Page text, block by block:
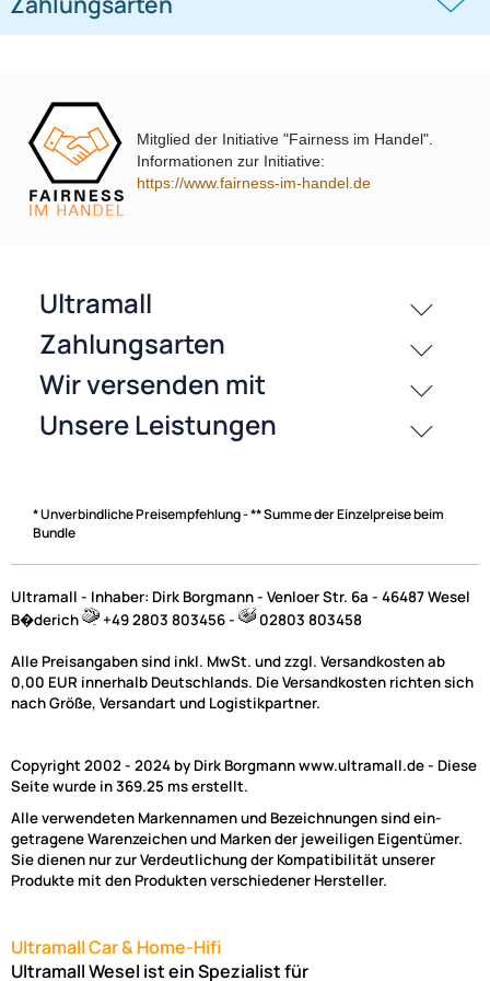
Jetzt auf Rechnung kaufen
passende Produkte
History
Mitglied der Initiative "Fairness im Handel".
Informationen zur Initiative:
https://www.fairness-im-handel.de
* Unverbindliche Preisempfehlung - ** Summe der Einzelpreise beim
Bundle
Ultramall - Inhaber: Dirk Borgmann - Venloer Str. 6a - 46487 Wesel
B�derich
+49 2803 803456 - 02803 803458
Alle Preisangaben sind inkl. MwSt. und zzgl. Versandkosten ab
0,00 EUR innerhalb Deutschlands. Die Versandkosten richten sich
nach Größe, Versandart und Logistikpartner.
Copyright 2002 - 2024 by Dirk Borgmann www.ultramall.de - Diese
Seite wurde in 369.25 ms erstellt.
Alle verwendeten Markennamen und Bezeichnungen sind ein-
getragene Warenzeichen und Marken der jeweiligen Eigentümer.
Sie dienen nur zur Verdeutlichung der Kompatibilität unserer
Produkte mit den Produkten verschiedener Hersteller.
Ultramall Car & Home-Hifi
Ultramall Wesel ist ein Spezialist für